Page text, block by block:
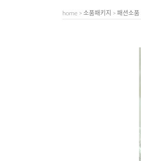
home > 소품패키지 > 패션소품